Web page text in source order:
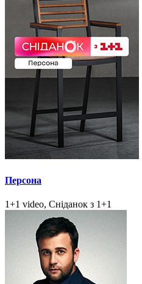
Персона
1+1 video, Сніданок з 1+1